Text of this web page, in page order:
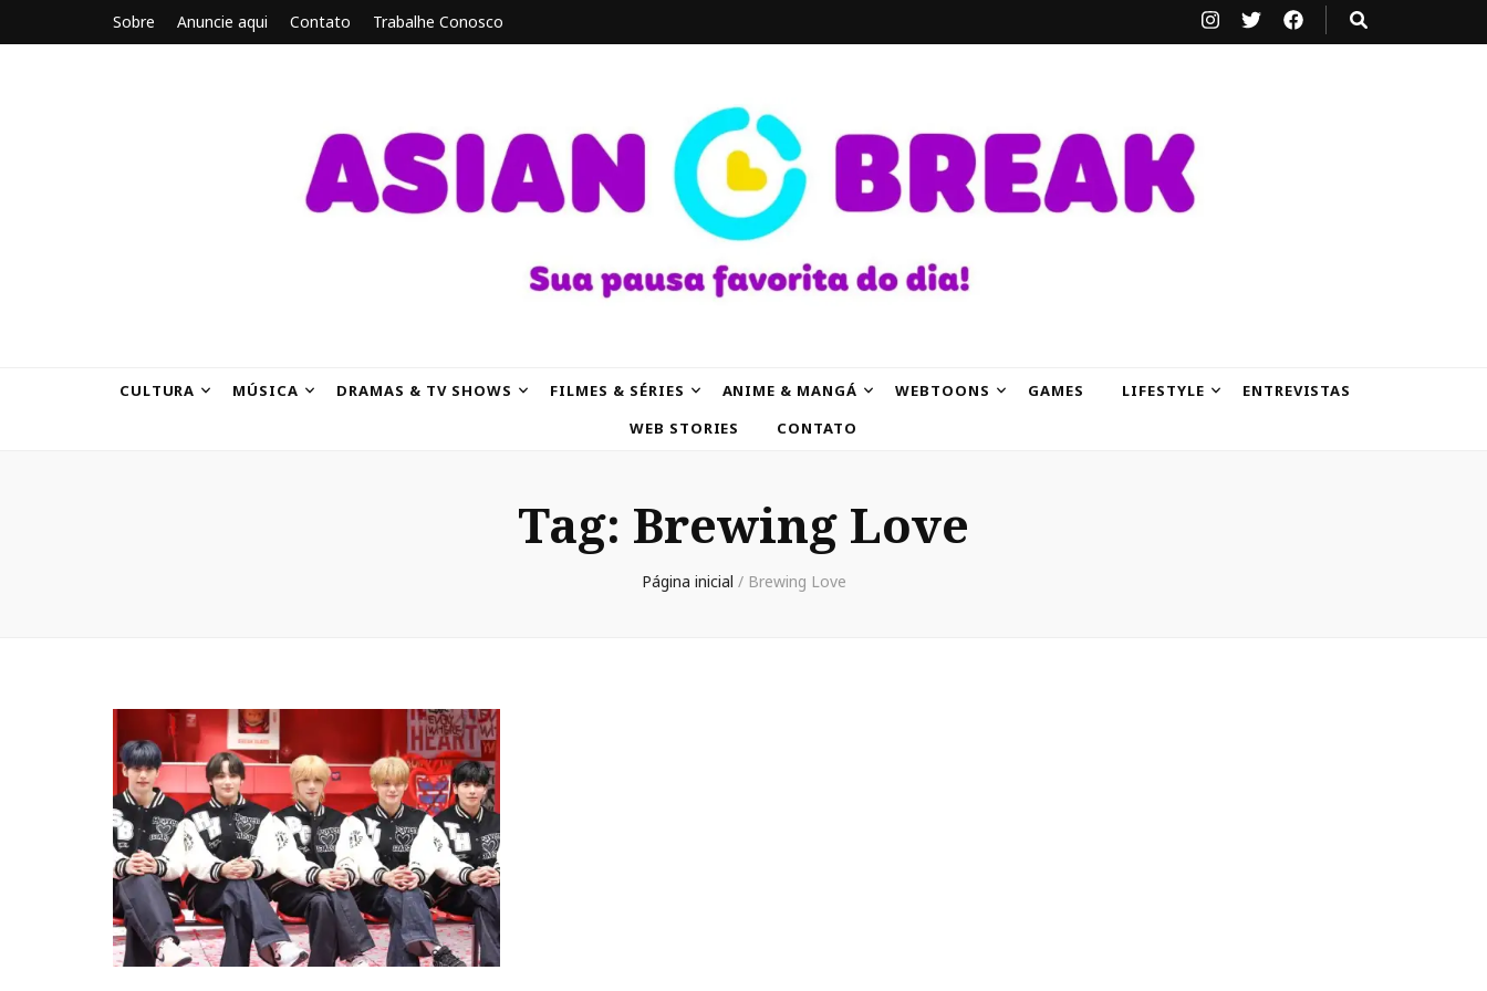
Sobre Anuncie aqui Contato Trabalhe Conosco
CULTURA MÚSICA DRAMAS & TV SHOWS FILMES & SÉRIES ANIME & MANGÁ WEBTOONS GAMES LIFESTYLE
ENTREVISTAS
WEB STORIES
CONTATO
Tag: Brewing Love
Página inicial / Brewing Love